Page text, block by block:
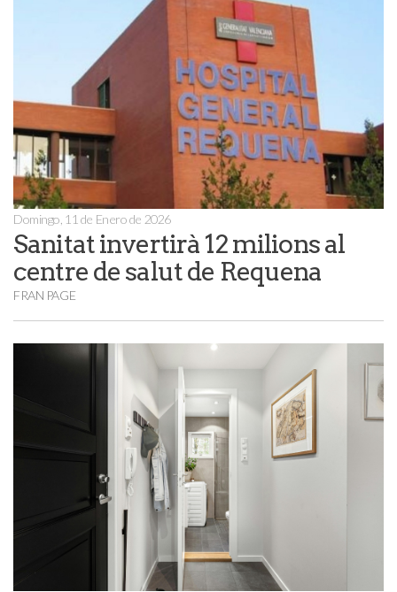
Domingo, 11 de Enero de 2026
Sanitat invertirà 12 milions al
centre de salut de Requena
FRAN PAGE